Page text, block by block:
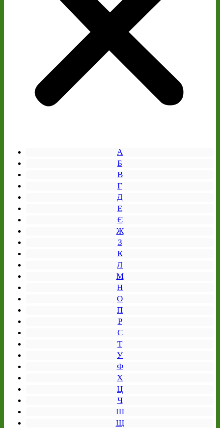
А
Б
В
Г
Д
Е
Є
Ж
З
К
Л
М
Н
О
П
Р
С
Т
У
Ф
Х
Ц
Ч
Ш
Щ